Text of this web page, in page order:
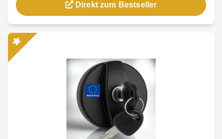
Direkt zum Bestseller